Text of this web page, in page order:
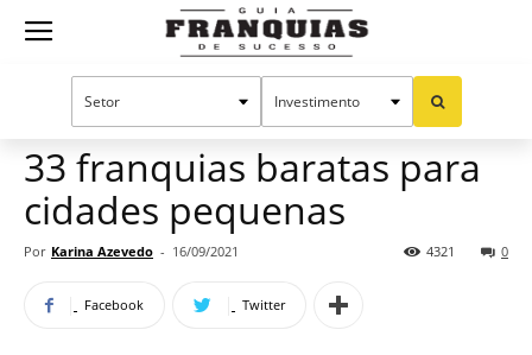
Guia
Oportunidades e tendências
33 franquias baratas para
cidades pequenas
Por Karina Azevedo - 16/09/2021 0
4321
Facebook Twitter